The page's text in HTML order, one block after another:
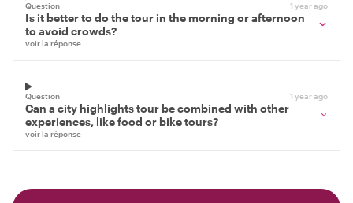
Question 1 year ago
Is it better to do the tour in the morning or afternoon
to avoid crowds?
voir la réponse
Question 1 year ago
Can a city highlights tour be combined with other
experiences, like food or bike tours?
voir la réponse